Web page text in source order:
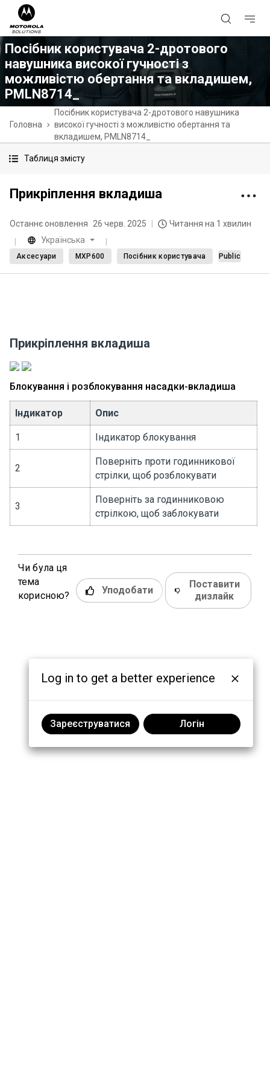
Посібник користувача 2-дротового
навушника високої гучності з
можливістю обертання та вкладишем,
PMLN8714_
Головна
Посібник користувача 2-дротового навушника
високої гучності з можливістю обертання та
вкладишем, PMLN8714_
Таблиця змісту
Прикріплення вкладиша
Останнє оновлення 26 черв. 2025
Читання на 1 хвилин
Українська
Аксесуари MXP600 Посібник користувача Public
Прикріплення вкладиша
Блокування і розблокування насадки-вкладиша
Індикатор Опис
1 Індикатор блокування
2
Поверніть проти годинникової
стрілки, щоб розблокувати
3
Поверніть за годинниковою
стрілкою, щоб заблокувати
Чи була ця
тема
корисною?
Уподобати
Поставити
дизлайк
Log in to get a better experience
Зареєструватися Логін